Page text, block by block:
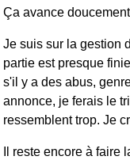
Ça avance
Je suis sur la gestion
partie est presque
s'il y a des abus,
annonce, je ferais le
ressemblent trop. Je
Il reste encore à